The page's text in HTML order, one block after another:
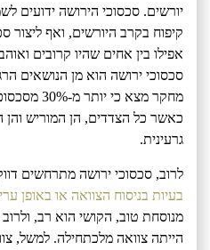
יורשים. סכסוכי הירושה ידועים
קיפוח בקרב היורשים, ואף ליצור
אפילו בין אחים שהיו קרובים
סכסוכי ירושה הוא מן הנושאים
מחקר מצא
כאשר כל הצדדים, הן המוריש
גרעינית.
לרוב, סכסוכי ירושה מתרחשים
בעיות בניסוח הצוואה או באופן
מנוסחת טוב, הקושי הוא רב,
הייתה צוואה מלכתחילה. למשל,